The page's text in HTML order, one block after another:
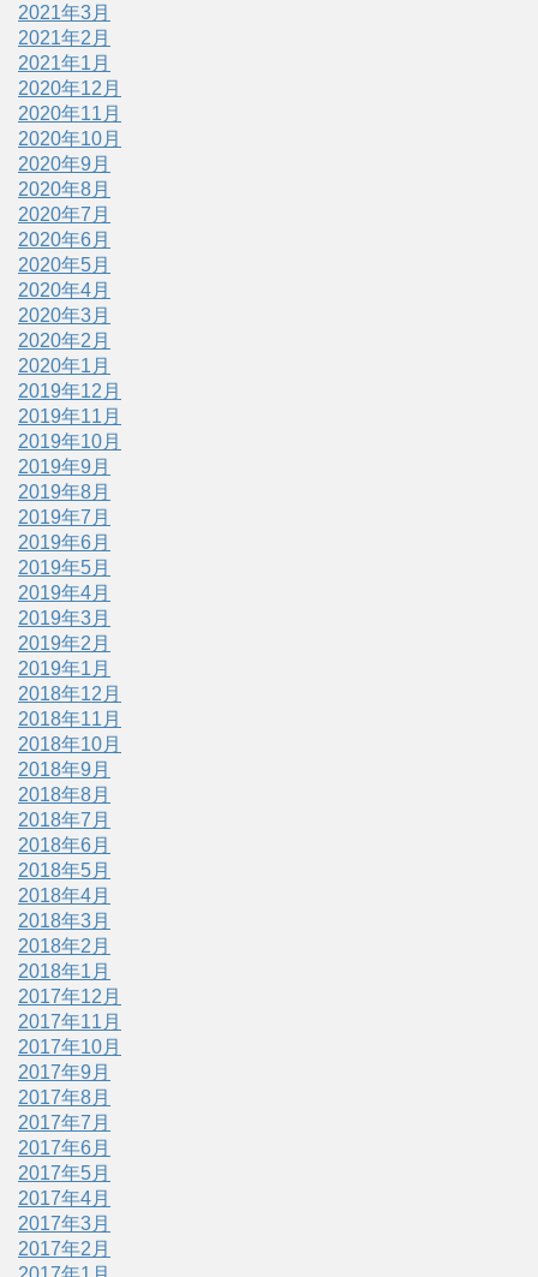
2021年3月
2021年2月
2021年1月
2020年12月
2020年11月
2020年10月
2020年9月
2020年8月
2020年7月
2020年6月
2020年5月
2020年4月
2020年3月
2020年2月
2020年1月
2019年12月
2019年11月
2019年10月
2019年9月
2019年8月
2019年7月
2019年6月
2019年5月
2019年4月
2019年3月
2019年2月
2019年1月
2018年12月
2018年11月
2018年10月
2018年9月
2018年8月
2018年7月
2018年6月
2018年5月
2018年4月
2018年3月
2018年2月
2018年1月
2017年12月
2017年11月
2017年10月
2017年9月
2017年8月
2017年7月
2017年6月
2017年5月
2017年4月
2017年3月
2017年2月